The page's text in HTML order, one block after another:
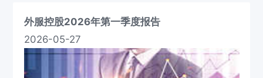
外服控股2026年第一季度报告
2026-05-27